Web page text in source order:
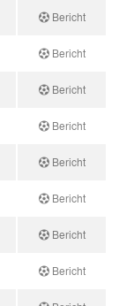
Bericht
Bericht
Bericht
Bericht
Bericht
Bericht
Bericht
Bericht